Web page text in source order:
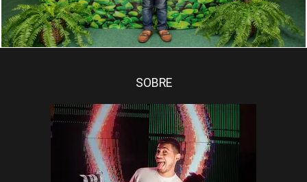
SOBRE